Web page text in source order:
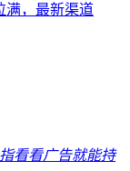
满，最新渠道